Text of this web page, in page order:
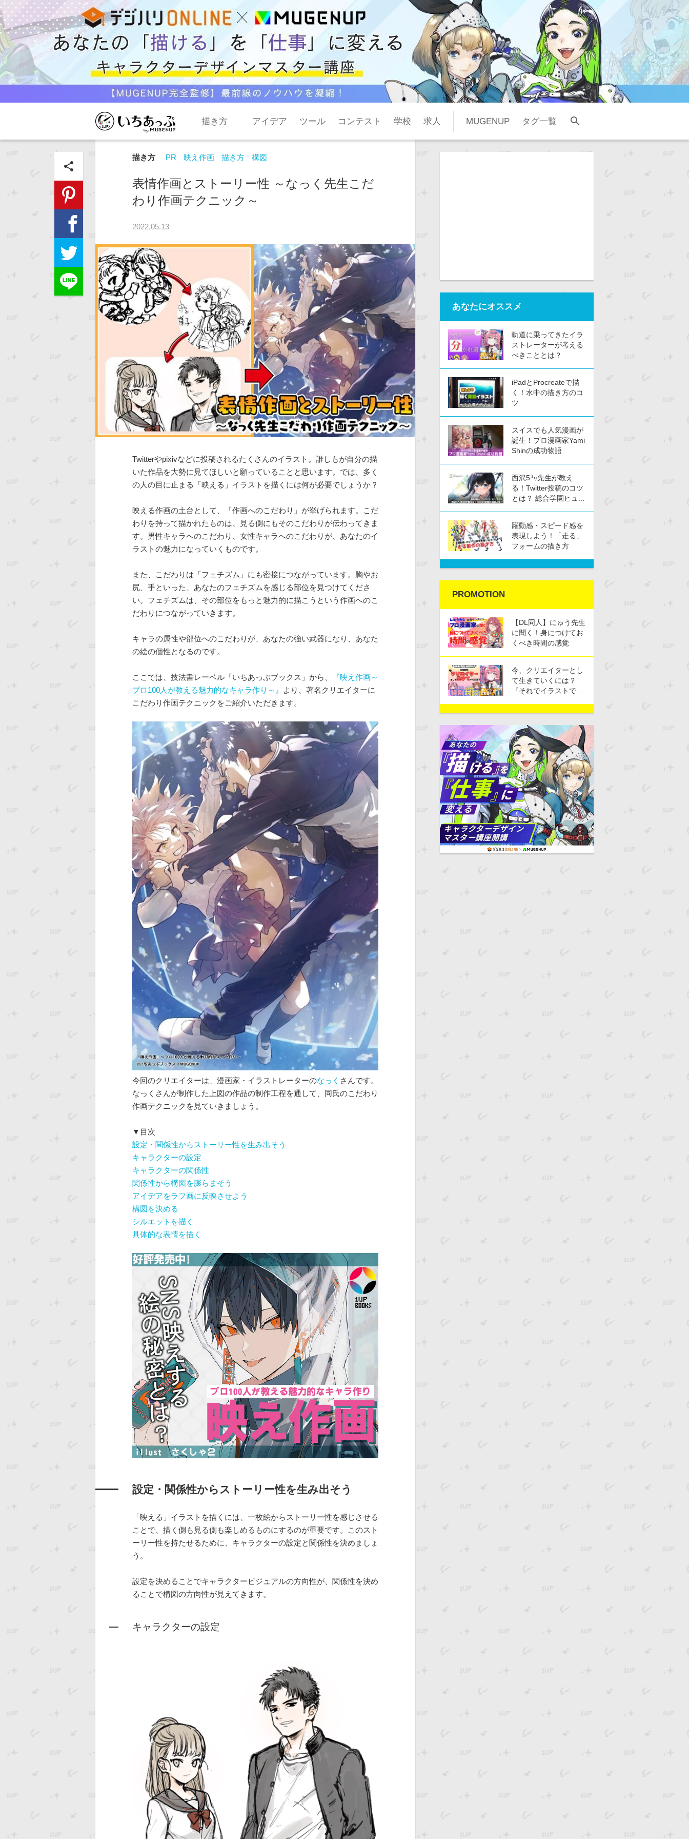
描き方 アイデア ツール コンテスト 学校 求人 MUGENUP タグ一覧 search
描き方 PR 映え作画 描き方 構図
表情作画とストーリー性 ～なっく先生こだ
わり作画テクニック～
2022.05.13
Twitterやpixivなどに投稿されるたくさんのイラスト。誰しもが自分の描
いた作品を大勢に見てほしいと願っていることと思います。では、多く
の人の目に止まる「映える」イラストを描くには何が必要でしょうか？
映える作画の土台として、「作画へのこだわり」が挙げられます。こだ
わりを持って描かれたものは、見る側にもそのこだわりが伝わってきま
す。男性キャラへのこだわり、女性キャラへのこだわりが、あなたのイ
ラストの魅力になっていくものです。
また、こだわりは「フェチズム」にも密接につながっています。胸やお
尻、手といった、あなたのフェチズムを感じる部位を見つけてくださ
い。フェチズムは、その部位をもっと魅力的に描こうという作画へのこ
だわりにつながっていきます。
キャラの属性や部位へのこだわりが、あなたの強い武器になり、あなた
の絵の個性となるのです。
ここでは、技法書レーベル「いちあっぷブックス」から、
『映え作画～
プロ100人が教える魅力的なキャラ作り～』
より、著名クリエイターに
こだわり作画テクニックをご紹介いただきます。
今回のクリエイターは、漫画家・イラストレーターのなっく さんです。
なっくさんが制作した上図の作品の制作工程を通して、同氏のこだわり
作画テクニックを見ていきましょう。
▼目次
設定・関係性からストーリー性を生み出そう
キャラクターの設定
キャラクターの関係性
関係性から構図を膨らまそう
アイデアをラフ画に反映させよう
構図を決める
シルエットを描く
具体的な表情を描く
設定・関係性からストーリー性を生み出そう
「映える」イラストを描くには、一枚絵からストーリー性を感じさせる
ことで、描く側も見る側も楽しめるものにするのが重要です。このスト
ーリー性を持たせるために、キャラクターの設定と関係性を決めましょ
う。
設定を決めることでキャラクタービジュアルの方向性が、関係性を決め
ることで構図の方向性が見えてきます。
キャラクターの設定
あなたにオススメ
軌道に乗ってきたイラ
ストレーターが考える
べきこととは？
iPadとProcreateで描
く！水中の描き方のコ
ツ
スイスでも人気漫画が
誕生！プロ漫画家Yami
Shinの成功物語
西沢5㍉先生が教え
る！Twitter投稿のコツ
とは？ 総合学園ヒュ...
躍動感・スピード感を
表現しよう！「走る」
フォームの描き方
PROMOTION
【DL同人】にゅう先生
に聞く！身につけてお
くべき時間の感覚
今、クリエイターとし
て生きていくには？
『それでイラストで...
share